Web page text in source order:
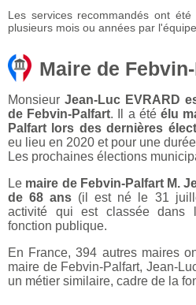
Les services recommandés ont
plusieurs mois ou années par
Maire de
Monsieur Jean-Luc EVRARD
de Febvin-Palfart. Il a été élu
Palfart lors des dernières
eu lieu en 2020 et pour une
Les prochaines élections
Le maire de Febvin-Palfart M.
de 68 ans (il est né le 31
activité qui est classée dans
fonction publique.
En France, 394 autres maires
maire de Febvin-Palfart, Jean-
un métier similaire, cadre de la